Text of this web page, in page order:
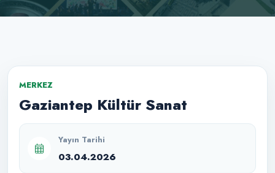
MERKEZ
Gaziantep Kültür Sanat
Yayın Tarihi
03.04.2026